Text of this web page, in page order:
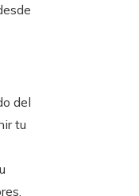
del
tu